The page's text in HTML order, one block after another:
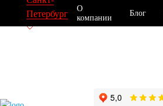
Петербург
О
компании
Блог